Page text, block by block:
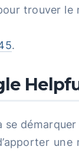
trouver
.
se